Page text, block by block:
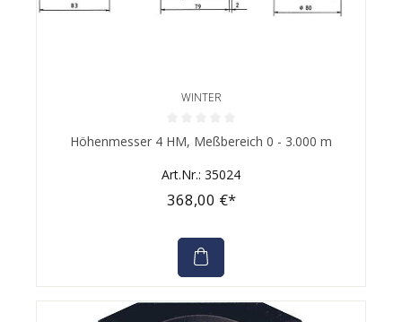
WINTER
Durchschnittliche Bewertung von 0 von 5 Sternen
Höhenmesser 4 HM, Meßbereich 0 - 3.000 m
Art.Nr.: 35024
368,00 €*